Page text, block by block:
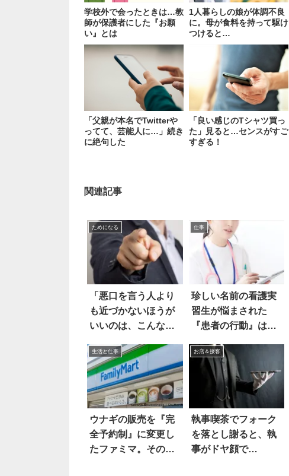
学校外で会ったときは…教
師が保護者にした『お願
い』とは
1人暮らしの娘が体調不良
に。母が食料を持って駆け
つけると…
「父親が本名でTwitterや
ってて、芸能人に…」続き
に絶句した
「良い感じのTシャツ買っ
た」見ると…センスがすご
すぎる！
関連記事
ためになる
「悪口を言う人より
も近づかないほうが
いいのは、こんな
トに共感の声
仕事
珍しい名前の看護実
習生が悩まされた
『患者の行動』は…
生活と仕事
ウナギの販売を『完
全予約制』に変更し
たファミマ。その結
お店＆接客
執事喫茶でフォーク
を落とし謝ると、執
事がドヤ顔で…